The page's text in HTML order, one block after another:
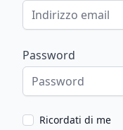
Password
Ricordati di me